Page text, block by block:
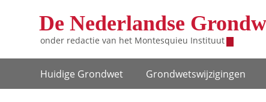
De Nederlandse
onder redactie van het Montesquieu Instituut
Hoofdnavigatie
Huidige Grondwet Grondwets­wijzigingen